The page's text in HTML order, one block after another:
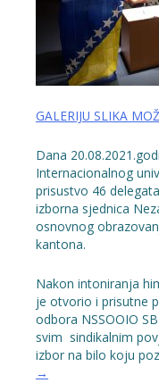
GALERIJU SLIKA
Dana
Internacionalnog
prisustvo 46
izborna sjednica
osnovnog
kantona.
Nakon intoniranja
je otvorio i prisutne
odbora NSSOOIO
svim sindikalnim
izbor na bilo koju
→